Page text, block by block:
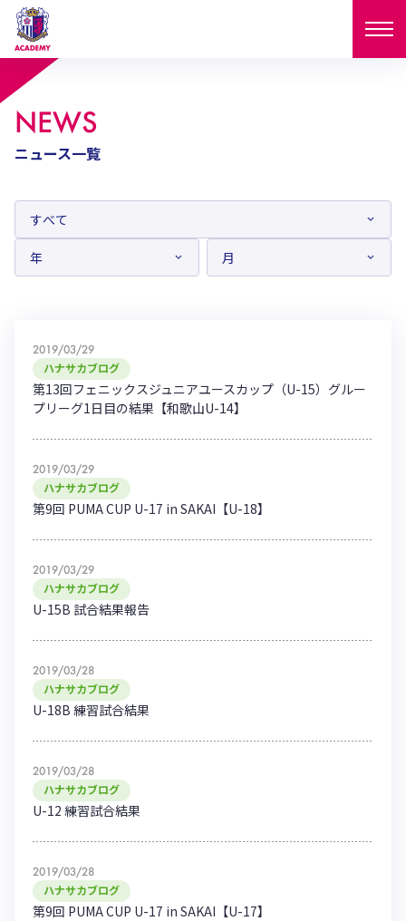
ニュース
U-18 U-15
ガールズU-15
試合日程
西U-15
U-12 ガールズU-18
選手
PLAYERS
U-18
西U-15 和歌山U-15
U-12 ガールズU-18
ガールズU-15
スタッフ
SELECTION
セレクション
アカデミー
セレクション
フィロソフィー
ハナサカクラブ
セレッソ大阪
NEWS
ニュース一覧
2019/03/29
ハナサカブログ
第13回フェニックスジュニアユースカップ（U-15）グルー
プリーグ1日目の結果【和歌山U-14】
2019/03/29
ハナサカブログ
第9回 PUMA CUP U-17 in SAKAI【U-18】
2019/03/29
ハナサカブログ
U-15B 試合結果報告
2019/03/28
ハナサカブログ
U-18B 練習試合結果
2019/03/28
ハナサカブログ
U-12 練習試合結果
2019/03/28
ハナサカブログ
第9回 PUMA CUP U-17 in SAKAI【U-17】